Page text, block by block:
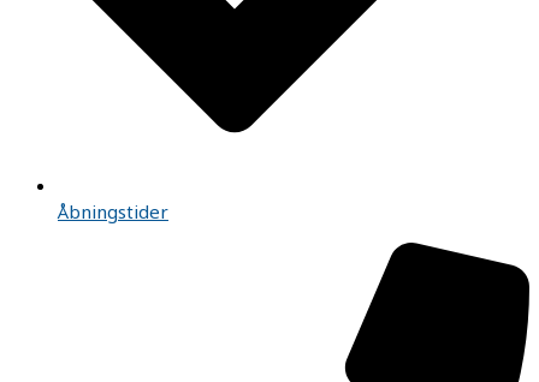
Åbningstider